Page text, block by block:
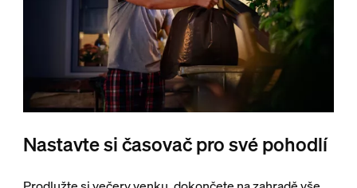
Nastavte si časovač pro své pohodlí